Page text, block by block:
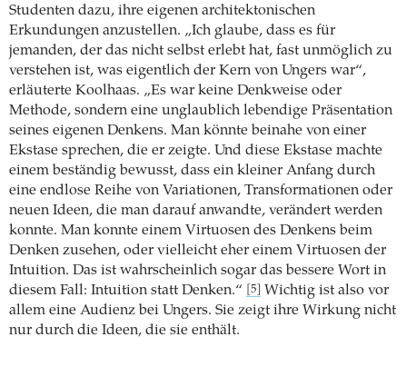
Studenten dazu, ihre eigenen architektonischen
Erkundungen anzustellen. „Ich glaube, dass es für
jemanden, der das nicht selbst erlebt hat, fast unmöglich zu
verstehen ist, was eigentlich der Kern von Ungers war“,
erläuterte Koolhaas. „Es war keine Denkweise oder
Methode, sondern eine unglaublich lebendige Präsentation
seines eigenen Denkens. Man könnte beinahe von einer
Ekstase sprechen, die er zeigte. Und diese Ekstase machte
einem beständig bewusst, dass ein kleiner Anfang durch
eine endlose Reihe von Variationen, Transformationen oder
neuen Ideen, die man darauf anwandte, verändert werden
konnte. Man konnte einem Virtuosen des Denkens beim
Denken zusehen, oder vielleicht eher einem Virtuosen der
Intuition. Das ist wahrscheinlich sogar das bessere Wort in
diesem Fall: Intuition statt Denken.“
[5]
Wichtig ist also vor
allem eine Audienz bei Ungers. Sie zeigt ihre Wirkung nicht
nur durch die Ideen, die sie enthält.